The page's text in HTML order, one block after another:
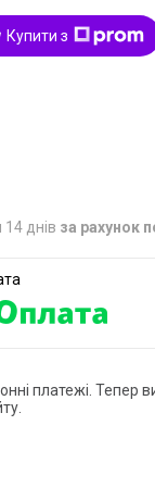
Купити з
днів за рахунок
платежі. Тепер